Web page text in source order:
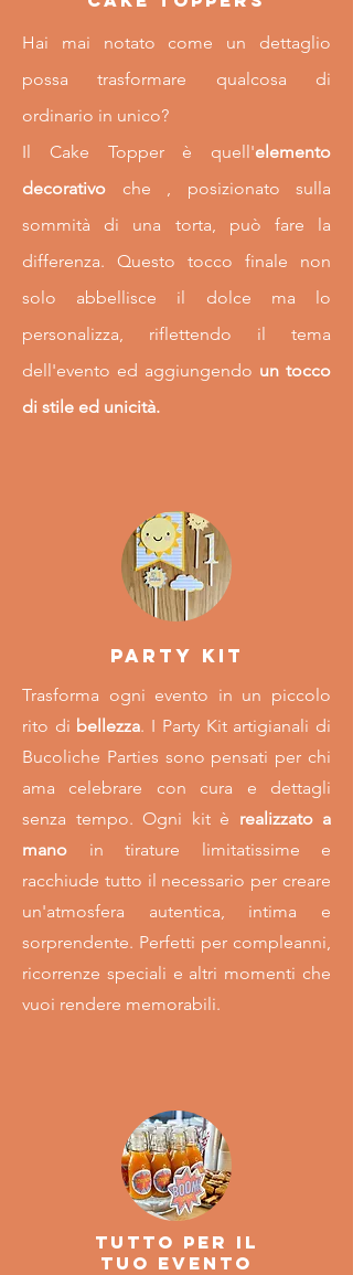
Hai mai notato come un dettaglio
possa trasformare qualcosa di
ordinario in unico?
Il Cake Topper è quell'elemento
decorativo che , posizionato sulla
sommità di una torta, può fare la
differenza. Questo tocco finale non
solo abbellisce il dolce ma lo
personalizza, riflettendo il tema
dell'evento ed aggiungendo un tocco
di stile ed unicità.
PARTY KIT
Trasforma ogni evento in un piccolo
rito di bellezza. I Party Kit artigianali di
Bucoliche Parties sono pensati per chi
ama celebrare con cura e dettagli
senza tempo. Ogni kit è realizzato a
mano in tirature limitatissime e
racchiude tutto il necessario per creare
un'atmosfera autentica, intima e
sorprendente. Perfetti per compleanni,
ricorrenze speciali e altri momenti che
vuoi rendere memorabili.
TUTTO PER IL
TUO EVENTO